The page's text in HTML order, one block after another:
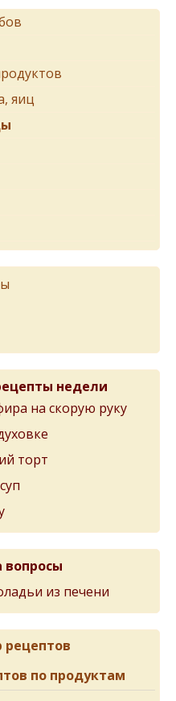
яиц
недели
на скорую руку
торт
вопросы
из печени
рецептов
по продуктам